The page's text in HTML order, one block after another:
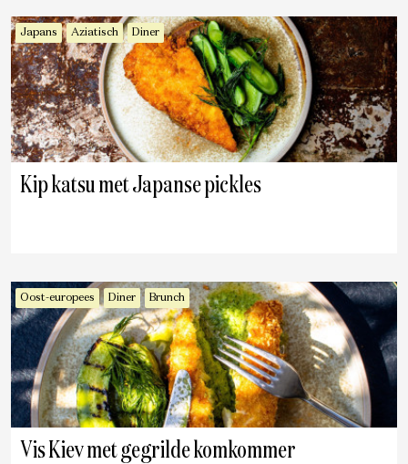
Japans Aziatisch Diner
Kip katsu met Japanse pickles
Oost-europees Diner Brunch
Vis Kiev met gegrilde komkommer